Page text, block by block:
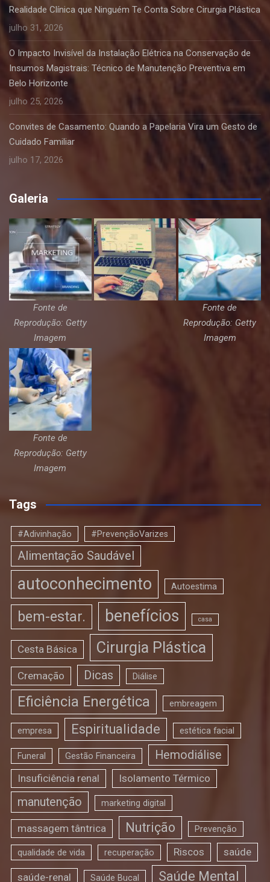
Realidade Clínica que Ninguém Te Conta Sobre Cirurgia Plástica
julho 31, 2026
O Impacto Invisível da Instalação Elétrica na Conservação de
Insumos Magistrais: Técnico de Manutenção Preventiva em
Belo Horizonte
julho 25, 2026
Convites de Casamento: Quando a Papelaria Vira um Gesto de
Cuidado Familiar
julho 17, 2026
Galeria
Fonte de
Reprodução: Getty
Imagem
Fonte de
Reprodução: Getty
Imagem
Fonte de
Reprodução: Getty
Imagem
Tags
#Adivinhação #PrevençãoVarizes
Alimentação Saudável
autoconhecimento Autoestima
bem-estar. benefícios casa
Cesta Básica Cirurgia Plástica
Cremação Dicas Diálise
Eficiência Energética embreagem
empresa Espiritualidade estética facial
Funeral Gestão Financeira Hemodiálise
Insuficiência renal Isolamento Térmico
manutenção marketing digital
massagem tântrica Nutrição Prevenção
qualidade de vida recuperação Riscos saúde
saúde-renal Saúde Bucal Saúde Mental